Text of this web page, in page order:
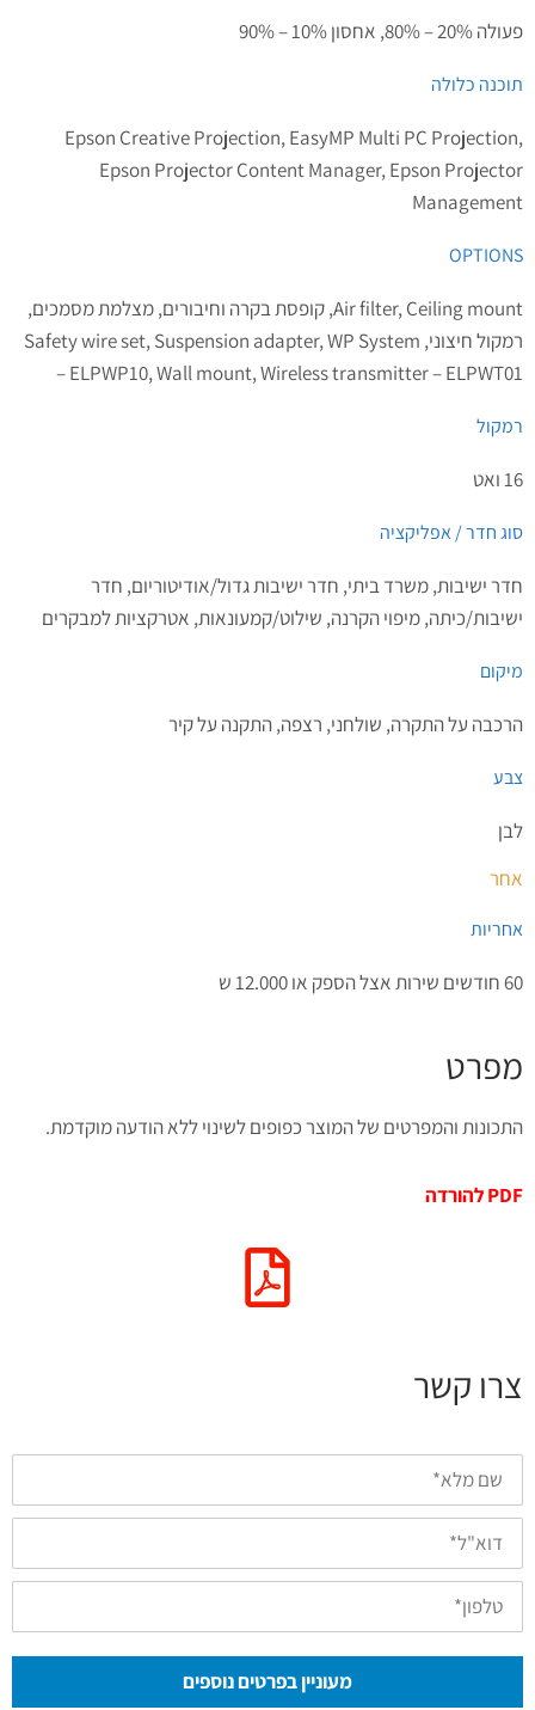
פעולה 20% – 80%, אחסון 10% – 90%
תוכנה כלולה
Epson Creative Projection, EasyMP Multi PC Projection,
Epson Projector Content Manager, Epson Projector
Management
OPTIONS
Air filter, Ceiling mount, קופסת בקרה וחיבורים, מצלמת מסמכים,
רמקול חיצוני, Safety wire set, Suspension adapter, WP System
– ELPWP10, Wall mount, Wireless transmitter – ELPWT01
רמקול
16 ואט
סוג חדר / אפליקציה
חדר ישיבות, משרד ביתי, חדר ישיבות גדול/אודיטוריום, חדר
ישיבות/כיתה, מיפוי הקרנה, שילוט/קמעונאות, אטרקציות למבקרים
מיקום
הרכבה על התקרה, שולחני, רצפה, התקנה על קיר
צבע
לבן
אחר
אחריות
60 חודשים שירות אצל הספק או 12.000 ש
מפרט
התכונות והמפרטים של המוצר כפופים לשינוי ללא הודעה מוקדמת.
PDF להורדה
צרו קשר
שם
מלא*
דואל
טלפון
מעוניין בפרטים נוספים